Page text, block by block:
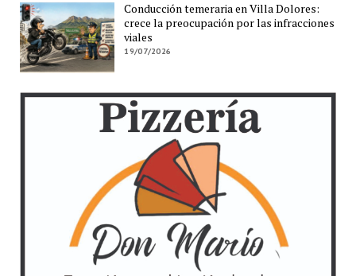
Conducción temeraria en Villa Dolores:
crece la preocupación por las infracciones
viales
19/07/2026